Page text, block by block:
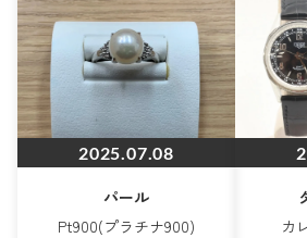
2025.07.08
パール
Pt900(プラチナ900)
カ